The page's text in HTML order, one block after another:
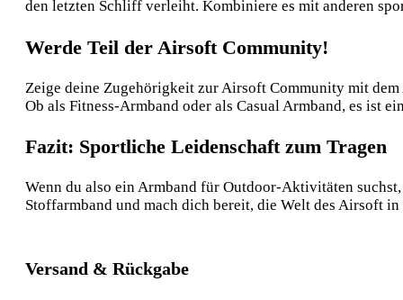
den letzten Schliff verleiht. Kombiniere es mit anderen
Werde Teil der Airsoft Community!
Zeige deine Zugehörigkeit zur Airsoft Community mit
Ob als Fitness-Armband oder als Casual Armband, es ist
Fazit: Sportliche Leidenschaft zum Tragen
Wenn du also ein Armband für Outdoor-Aktivitäten
Stoffarmband und mach dich bereit, die Welt des Airsoft
Versand & Rückgabe